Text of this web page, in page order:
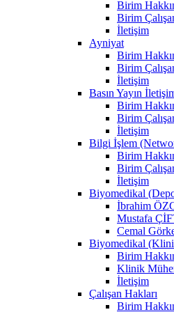
Birim
Birim
İletişim
Ayniyat
Birim
Birim
İletişim
Basın Yayın
Birim
Birim
İletişim
Bilgi İşlem
Birim
Birim
İletişim
Biyomedikal
İbrahim
Mustafa
Cemal
Biyomedikal
Birim
Klinik
İletişim
Çalışan Hakları
Birim